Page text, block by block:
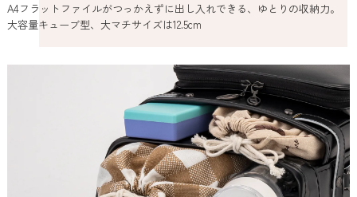
A4フラットファイルがつっかえずに出し入れできる、ゆとりの収納力。
大容量キューブ型、大マチサイズは12.5cm